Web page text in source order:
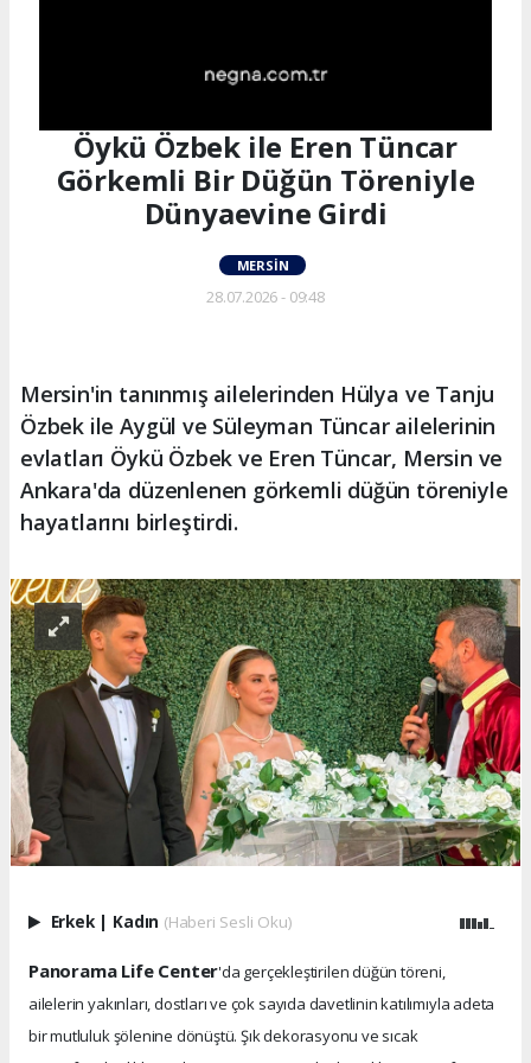
Öykü Özbek ile Eren Tüncar
Görkemli Bir Düğün Töreniyle
Dünyaevine Girdi
MERSIN
28.07.2026 - 09:48
Mersin'in tanınmış ailelerinden Hülya ve Tanju
Özbek ile Aygül ve Süleyman Tüncar ailelerinin
evlatları Öykü Özbek ve Eren Tüncar, Mersin ve
Ankara'da düzenlenen görkemli düğün töreniyle
hayatlarını birleştirdi.
Erkek | Kadın (Haberi Sesli Oku)
Panorama Life Center'da gerçekleştirilen düğün töreni,
ailelerin yakınları, dostları ve çok sayıda davetlinin katılımıyla adeta
bir mutluluk şölenine dönüştü. Şık dekorasyonu ve sıcak